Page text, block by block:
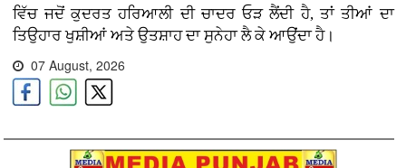
ਵਿੱਚ ਜਦੋਂ ਕੁਦਰਤ ਹਰਿਆਲੀ ਦੀ ਚਾਦਰ ਓੜ ਲੈਂਦੀ ਹੈ, ਤਾਂ ਤੀਆਂ ਦਾ
ਤਿਉਹਾਰ ਖੁਸ਼ੀਆਂ ਅਤੇ ਉਤਸ਼ਾਹ ਦਾ ਸੁਨੇਹਾ ਲੈ ਕੇ ਆਉਂਦਾ ਹੈ।
07 August, 2026